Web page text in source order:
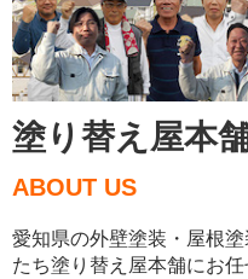
塗り替え屋本
ABOUT US
愛知県の外壁塗装・屋根
たち塗り替え屋本舗にお任